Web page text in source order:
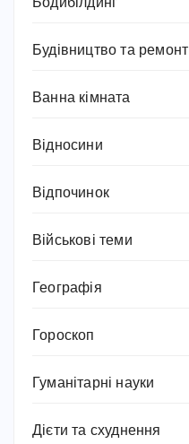
Будівництво та ремонт
Ванна кімната
Відносини
Відпочинок
Військові теми
Географія
Гороскоп
Гуманітарні науки
Дієти та схуднення